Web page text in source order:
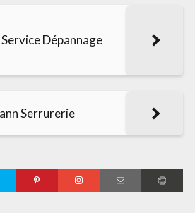
Service Dépannage
Serrurerie